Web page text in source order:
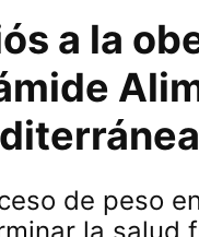
a la
de peso